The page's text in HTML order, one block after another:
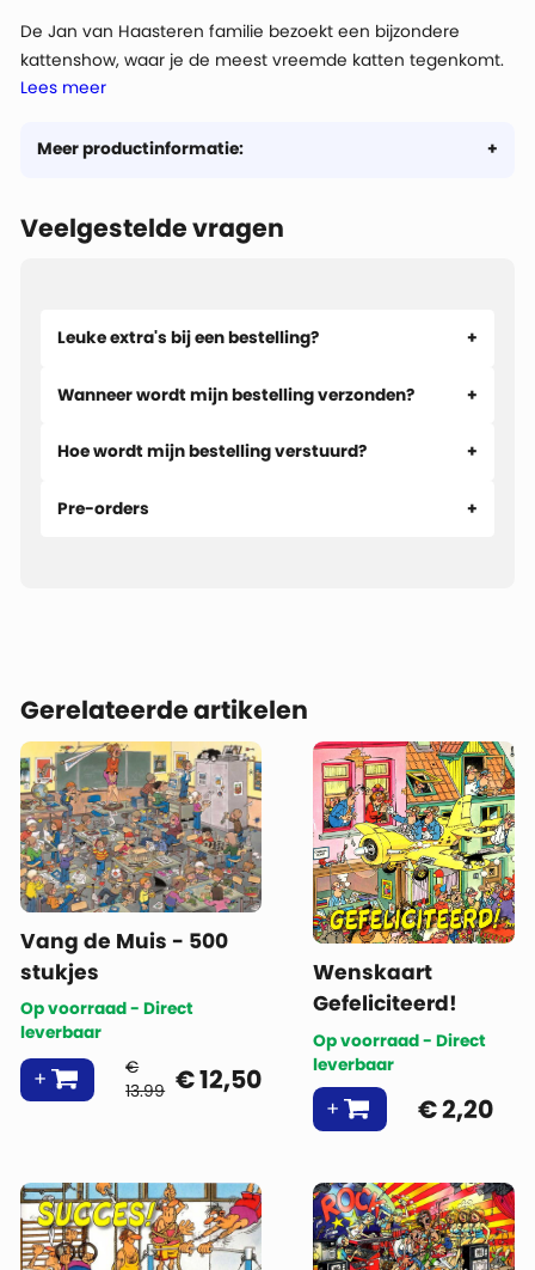
Meer productinformatie:
De Jan van Haasteren familie bezoekt een bijzondere
kattenshow, waar je de meest vreemde katten tegenkomt.
Welk cijfer zou Jan van Haasteren aan de katten geven?
Lees meer
Veelgestelde vragen
Leuke extra's bij een bestelling?
Wanneer wordt mijn bestelling verzonden?
Hoe wordt mijn bestelling verstuurd?
Pre-orders
Gerelateerde artikelen
Vang de Muis - 500
stukjes
Op voorraad - Direct
leverbaar
€
13.99 €12,50
Wenskaart
Gefeliciteerd!
Op voorraad - Direct
leverbaar
€2,20